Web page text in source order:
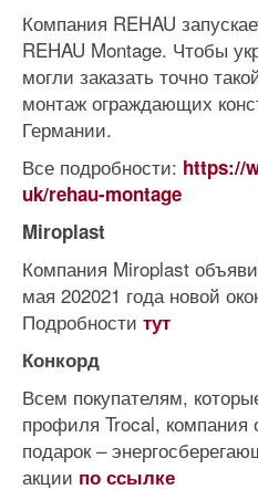
Компания REHAU
REHAU Montage. Чтобы
могли заказать точно
монтаж ограждающих
Германии.
Все подробности: https://
uk/rehau-montage
Miroplast
Компания Miroplast
мая 202021 года новой
Подробности тут
Конкорд
Всем покупателям,
профиля Trocal, компания
подарок –
акции по ссылке